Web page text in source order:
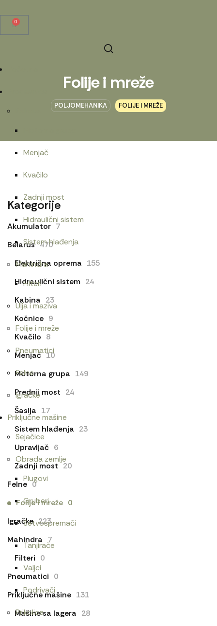
0
Menjač
Kvačilo
Zadnji most
Hidraulični sistem
Sistem hlađenja
Mahindra
Filteri
Ulja i maziva
Folije i mreže
Pneumatici
Felne
Igračke
Priključne mašine
Sejačice
Obrada zemlje
Plugovi
Gruberi
Setvospremači
Tanjirače
Valjci
Podrivači
Prikolice
Folije i mreže
POLJOMEHANIKA FOLIJE I MREŽE
Kategorije
Akumulator 7
Belarus 470
Električna oprema 155
Hidraulični sistem 24
Kabina 23
Kočnice 9
Kvačilo 8
Menjač 10
Motorna grupa 149
Prednji most 24
Šasija 17
Sistem hlađenja 23
Upravljač 6
Zadnji most 20
Felne 0
Folije i mreže 0
Igračke 223
Mahindra 7
Filteri 0
Pneumatici 0
Priključne mašine 131
Mašine sa lagera 28